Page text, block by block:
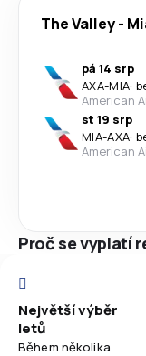
The Valley-
pá 14 srp
AXA-MIA·
American
st 19 srp
MIA-AXA·
American
Proč se vyplatí
Největší výběr
letů
Během několika